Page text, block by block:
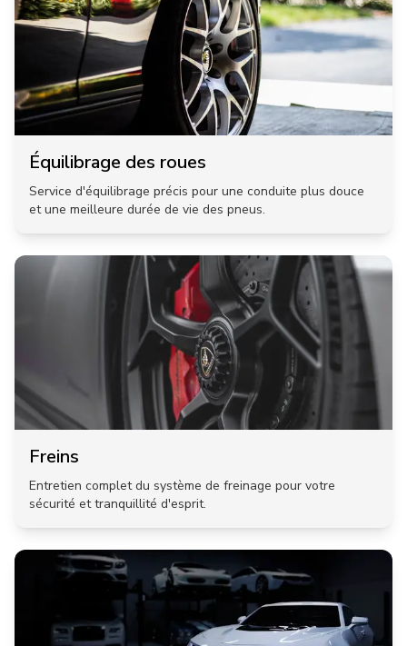
Équilibrage des roues
Service d'équilibrage précis pour une conduite plus douce
et une meilleure durée de vie des pneus.
Freins
Entretien complet du système de freinage pour votre
sécurité et tranquillité d'esprit.